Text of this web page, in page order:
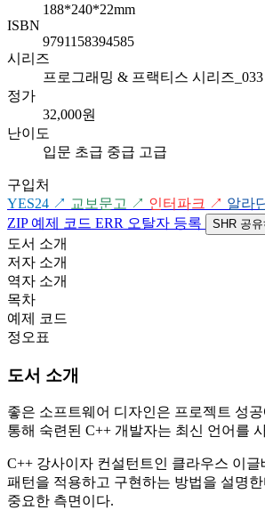
188*240*22mm
ISBN
9791158394585
시리즈
프로그래밍 & 프랙티스 시리즈_033
정가
32,000원
난이도
입문 초급 중급 고급
구입처
YES24 ↗ 교보문고 ↗ 인터파크 ↗ 알라
ZIP예제 코드 ERR 오탈자 등록 SHR 공
도서 소개
저자 소개
역자 소개
목차
예제 코드
정오표
도서 소개
좋은 소프트웨어 디자인은 프로젝트 성
통해 숙련된 C++ 개발자는 최신 언어를
C++ 강사이자 컨설턴트인 클라우스 이
패턴을 적용하고 구현하는 방법을 설명
중요한 측면이다.